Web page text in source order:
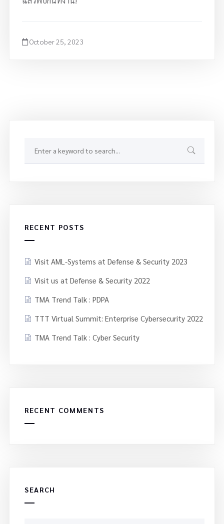
October 25, 2023
RECENT POSTS
Visit AML-Systems at Defense & Security 2023
Visit us at Defense & Security 2022
TMA Trend Talk : PDPA
TTT Virtual Summit: Enterprise Cybersecurity 2022
TMA Trend Talk : Cyber Security
RECENT COMMENTS
SEARCH